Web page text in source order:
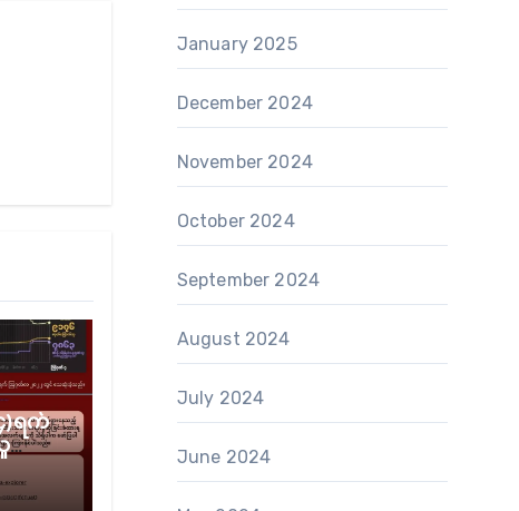
)ရက်
January 2025
December 2024
November 2024
October 2024
September 2024
August 2024
July 2024
June 2024